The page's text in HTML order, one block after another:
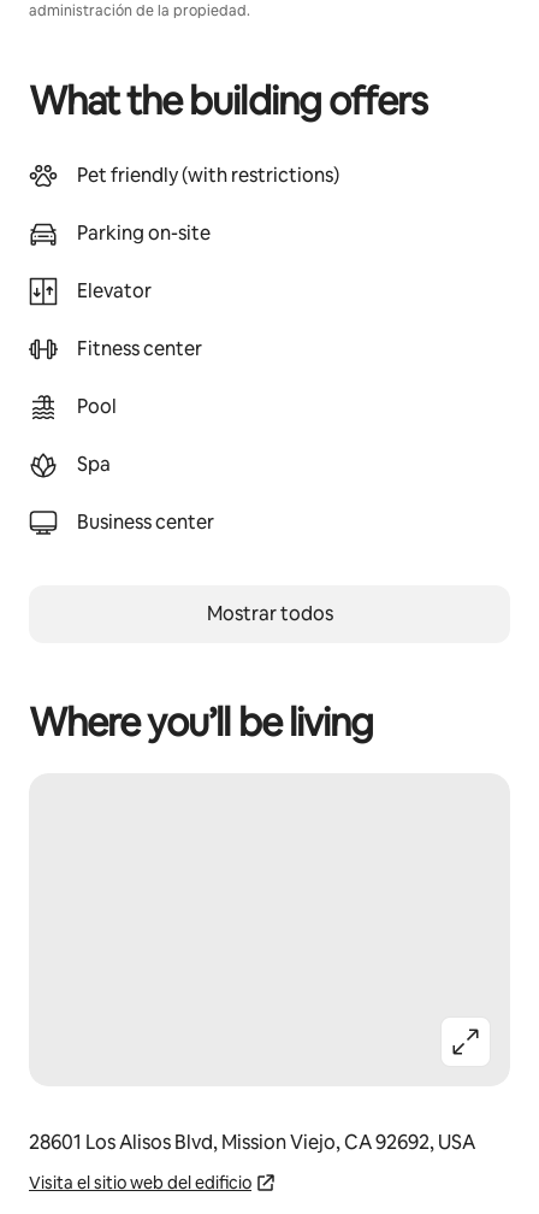
administración de la propiedad.
What the building offers
Pet friendly (with restrictions)
Parking on-site
Elevator
Fitness center
Pool
Spa
Business center
Mostrar todos
Where you’ll be living
28601 Los Alisos Blvd, Mission Viejo, CA 92692, USA
Visita el sitio web del edificio